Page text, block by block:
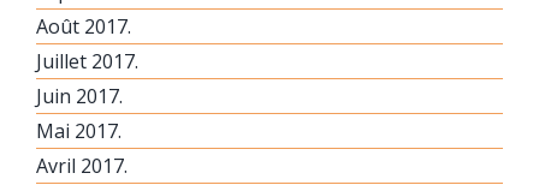
Août 2017.
Juillet 2017.
Juin 2017.
Mai 2017.
Avril 2017.